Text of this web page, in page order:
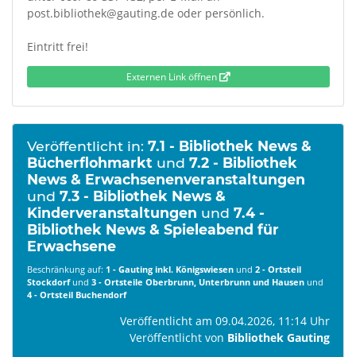
post.bibliothek@gauting.de oder persönlich.
Eintritt frei!
Externen Link öffnen
Veröffentlicht in: 7.1 - Bibliothek News &
Bücherflohmarkt und 7.2 - Bibliothek
News & Erwachsenenveranstaltungen
und 7.3 - Bibliothek News &
Kinderveranstaltungen und 7.4 -
Bibliothek News & Spieleabend für
Erwachsene
Beschränkung auf: 1 - Gauting inkl. Königswiesen und 2 - Ortsteil
Stockdorf und 3 - Ortsteile Oberbrunn, Unterbrunn und Hausen und
4 - Ortsteil Buchendorf
Veröffentlicht am 09.04.2026, 11:14 Uhr
Veröffentlicht von Bibliothek Gauting